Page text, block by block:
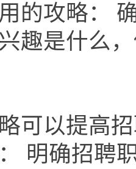
的攻略：
趣是什么
可以提高
明确招聘